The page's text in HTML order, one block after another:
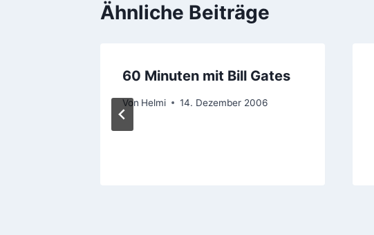
Ähnliche Beiträge
60 Minuten mit Bill Gates
Von Helmi 14. Dezember 2006